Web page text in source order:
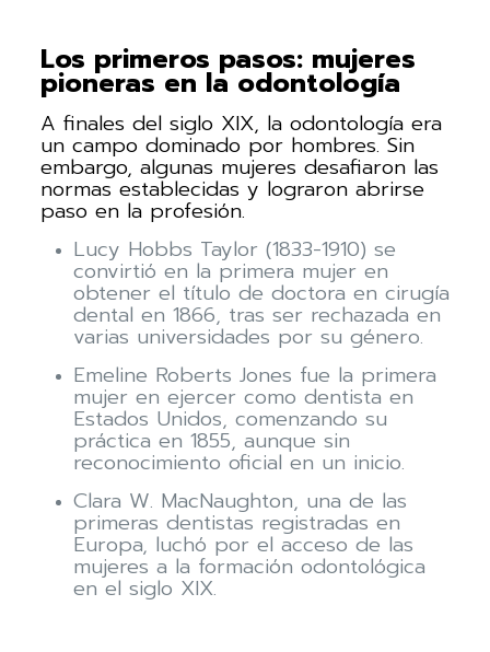
Los primeros pasos: mujeres
pioneras en la odontología
A finales del siglo XIX, la odontología era
un campo dominado por hombres. Sin
embargo, algunas mujeres desafiaron las
normas establecidas y lograron abrirse
paso en la profesión.
Lucy Hobbs Taylor (1833-1910) se
convirtió en la primera mujer en
obtener el título de doctora en cirugía
dental en 1866, tras ser rechazada en
varias universidades por su género.
Emeline Roberts Jones fue la primera
mujer en ejercer como dentista en
Estados Unidos, comenzando su
práctica en 1855, aunque sin
reconocimiento oficial en un inicio.
Clara W. MacNaughton, una de las
primeras dentistas registradas en
Europa, luchó por el acceso de las
mujeres a la formación odontológica
en el siglo XIX.